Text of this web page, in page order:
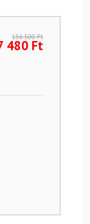
136 500Ft
480 Ft